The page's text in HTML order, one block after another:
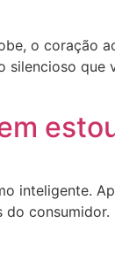
o coração
que
inteligente.
do